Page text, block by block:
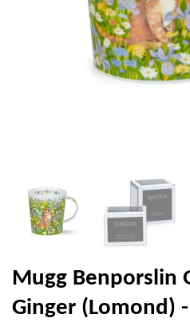
Mugg Benporslin
Ginger (Lomond)